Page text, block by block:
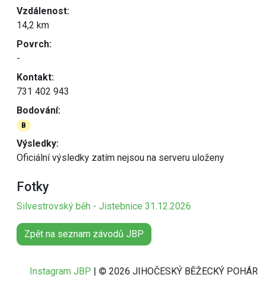
Vzdálenost:
14,2 km
Povrch:
-
Kontakt:
731 402 943
Bodování:
B
Výsledky:
Oficiální výsledky zatím nejsou na serveru uloženy
Fotky
Silvestrovský běh - Jistebnice 31.12.2026
Zpět na seznam závodů JBP
Instagram JBP | © 2026 JIHOČESKÝ BĚŽECKÝ POHÁR